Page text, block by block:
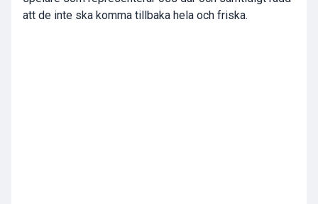
att de inte ska komma tillbaka hela och friska.